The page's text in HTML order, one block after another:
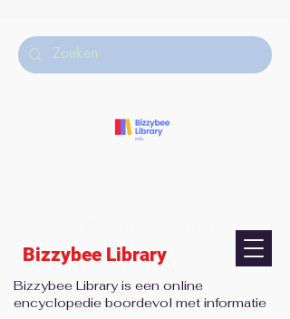
Bizzybee Library is een online
encyclopedie boordevol met informatie
Bizzybee Library